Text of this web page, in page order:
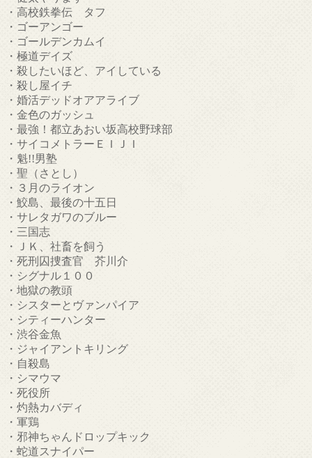
・高校鉄拳伝 タフ
・ゴーアンゴー
・ゴールデンカムイ
・極道デイズ
・殺したいほど、アイしている
・殺し屋イチ
・婚活デッドオアアライブ
・金色のガッシュ
・最強！都立あおい坂高校野球部
・サイコメトラーＥＩＪＩ
・魁!!男塾
・聖（さとし）
・３月のライオン
・鮫島、最後の十五日
・サレタガワのブルー
・三国志
・ＪＫ、社畜を飼う
・死刑囚捜査官 芥川介
・シグナル１００
・地獄の教頭
・シスターとヴァンパイア
・シティーハンター
・渋谷金魚
・ジャイアントキリング
・自殺島
・シマウマ
・死役所
・灼熱カバディ
・軍鶏
・邪神ちゃんドロップキック
・蛇道スナイパー